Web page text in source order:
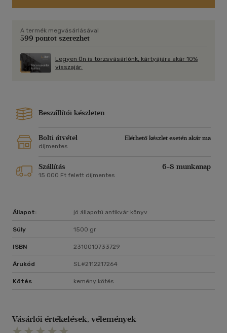
A termék megvásárlásával
599 pontot szerezhet
Legyen Ön is törzsvásárlónk, kártyájára akár 10%
visszajár.
Beszállítói készleten
Bolti átvétel
Elérhető készlet esetén akár ma
díjmentes
Szállítás 6-8 munkanap
15 000 Ft felett díjmentes
Állapot: jó állapotú antikvár könyv
Súly 1500 gr
ISBN 2310010733729
Árukód SL#2112217264
Kötés kemény kötés
Vásárlói értékelések, vélemények